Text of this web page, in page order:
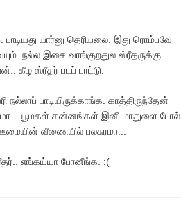
யார்னு தெரியலை. இது ரொம்பவே
நல்ல இசை வாங்குறதுல ஸ்ரீதருக்கு
கீழ ஸ்ரீதர் படப் பாட்டு.
பாடியிருக்காங்க. காத்திருந்தேன்
பூமகள் கன்னங்கள் இனி மாதுளை போல்
வீணையில் பலசுரமா...
எங்கய்யா போனீங்க. :(